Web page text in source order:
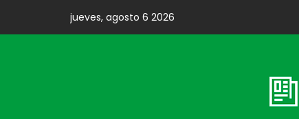
content
jueves, agosto 6 2026
Diario El Labrador